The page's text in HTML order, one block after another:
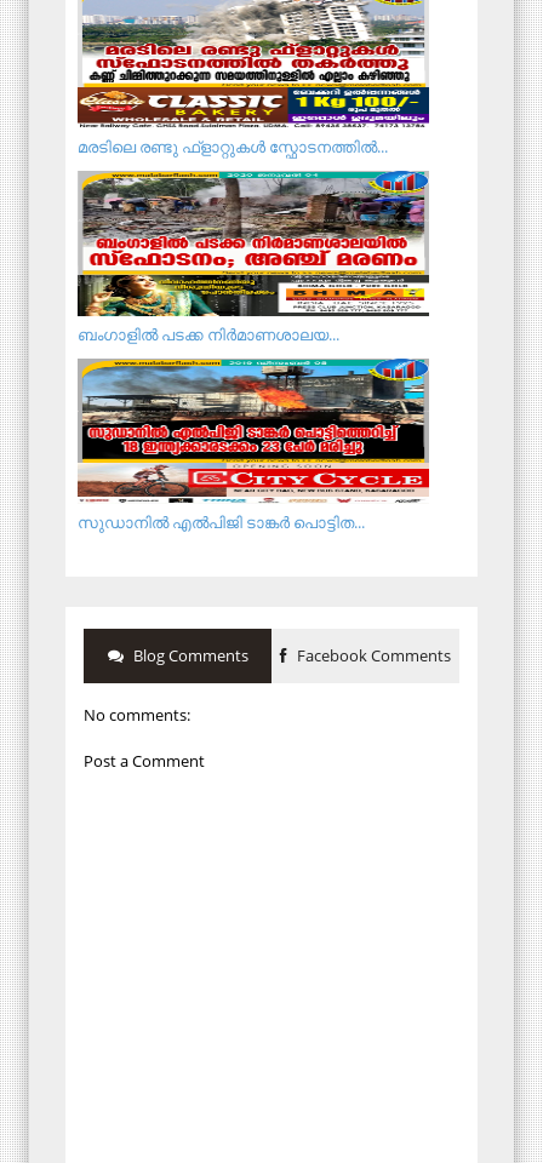
മരടിലെ രണ്ടു ഫ്ളാറ്റുകൾ സ്ഫോടനത്തിൽ...
ബം​ഗാ​ളി​ൽ പ​ട​ക്ക നി​ർ​മാ​ണ​ശാ​ല​യ...
സുഡാനില്‍ എല്‍പിജി ടാങ്കര്‍ പൊട്ടിത...
Blog Comments Facebook Comments
No comments:
Post a Comment